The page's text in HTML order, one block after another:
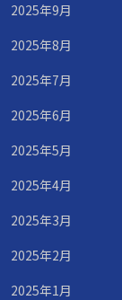
2025年9月
2025年8月
2025年7月
2025年6月
2025年5月
2025年4月
2025年3月
2025年2月
2025年1月